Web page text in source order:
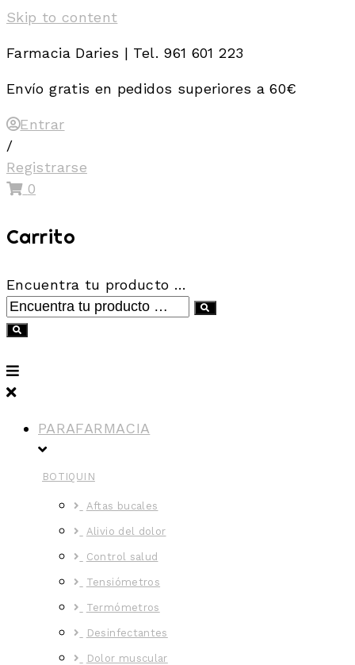
Skip to content
Farmacia Daries | Tel. 961 601 223
Envío gratis en pedidos superiores a 60€
Entrar
/
Registrarse
0
Carrito
Encuentra tu producto …
PARAFARMACIA
BOTIQUIN
Aftas bucales
Alivio del dolor
Control salud
Tensiómetros
Termómetros
Desinfectantes
Dolor muscular